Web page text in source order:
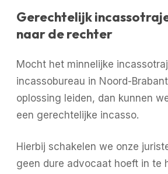
Gerechtelijk
naar de rechter
Mocht het minnelijke
incassobureau in Noord-
oplossing leiden, dan kunnen
een gerechtelijke incasso.
Hierbij schakelen we onze
geen dure advocaat hoeft in te